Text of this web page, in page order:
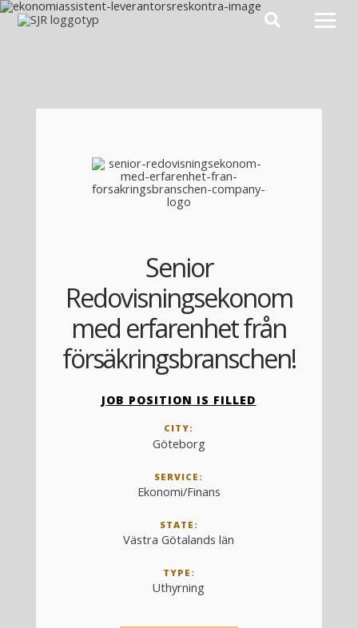
Hoppa till innehåll
JOB POSITION IS FILLED
CITY:
Göteborg
SERVICE:
Ekonomi/Finans
STATE:
Västra Götalands län
TYPE:
Uthyrning
Senior
Redovisningsekonom
med erfarenhet från
försäkringsbranschen!